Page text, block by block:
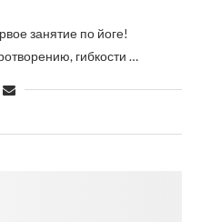
занятие по йоге!
гибкости …